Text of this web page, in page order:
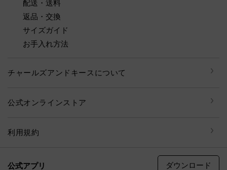
配送・送料
返品・交換
サイズガイド
お手入れ方法
チャールズアンドキースについて
公式オンラインストア
利用規約
公式アプリ ダウンロード